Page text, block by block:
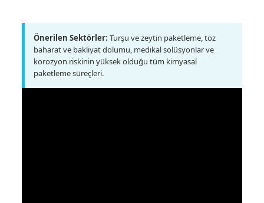
Önerilen Sektörler: Turşu ve zeytin paketleme, toz
baharat ve bakliyat dolumu, medikal solüsyonlar ve
korozyon riskinin yüksek olduğu tüm kimyasal
paketleme süreçleri.